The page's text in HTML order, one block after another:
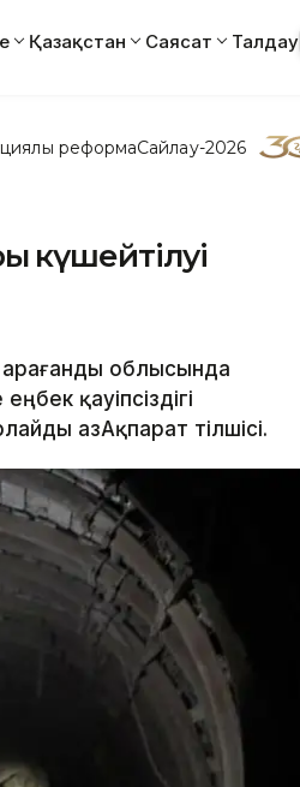
Қазақстан Саясат Талдау
реформаСайлау-2026
күшейтілуі
облысында
қауіпсіздігі
ҚазАқпарат тілшісі.